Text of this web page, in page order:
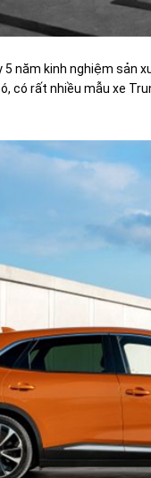
năm kinh nghiệm sản
có rất nhiều mẫu xe